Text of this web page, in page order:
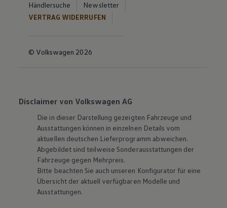
Händlersuche
Newsletter
VERTRAG WIDERRUFEN
© Volkswagen 2026
Disclaimer von Volkswagen AG
Die in dieser Darstellung gezeigten Fahrzeuge und
Ausstattungen können in einzelnen Details vom
aktuellen deutschen Lieferprogramm abweichen.
Abgebildet sind teilweise Sonderausstattungen der
Fahrzeuge gegen Mehrpreis.
Bitte beachten Sie auch unseren Konfigurator für eine
Übersicht der aktuell verfügbaren Modelle und
Ausstattungen.